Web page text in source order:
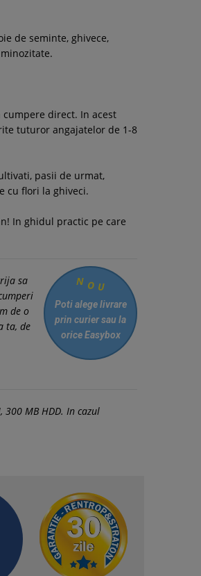
de seminte, ghivece,
direct. In acest
tuturor angajatelor de 1-8
pasii de urmat,
cu flori la ghiveci.
In ghidul practic pe care
sa
de o
ta, de
N O U
Poti alege livrare
prin curiersau la
orice Easybox
300 MB HDD. In cazul